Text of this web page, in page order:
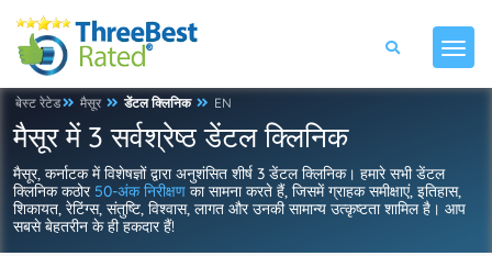
बेस्ट रेटेड मैसूर डेंटल क्लिनिक EN
मैसूर में 3 सर्वश्रेष्ठ डेंटल क्लिनिक
मैसूर, कर्नाटक में विशेषज्ञों द्वारा अनुशंसित शीर्ष 3 डेंटल क्लिनिक। हमारे सभी डेंटल
क्लिनिक कठोर 50-अंक निरीक्षण का सामना करते हैं, जिसमें ग्राहक समीक्षाएं, इतिहास,
शिकायत, रेटिंग्स, संतुष्टि, विश्वास, लागत और उनकी सामान्य उत्कृष्टता शामिल है। आप
सबसे बेहतरीन के ही हकदार हैं!